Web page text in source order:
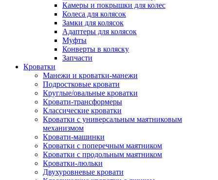
Камеры и покрышки для колес
Колеса для колясок
Замки для колясок
Адаптеры для колясок
Муфты
Конверты в коляску
Запчасти
Кроватки
Манежи и кроватки-манежи
Подростковые кровати
Круглые/овальные кроватки
Кровати-трансформеры
Классические кроватки
Кроватки с универсальным маятниковым
механизмом
Кровати-машинки
Кроватки с поперечным маятником
Кроватки с продольным маятником
Кроватки-люльки
Двухуровневые кровати